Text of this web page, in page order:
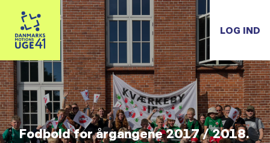
LOG IND
Fodbold for årgangene 2017 / 2018.